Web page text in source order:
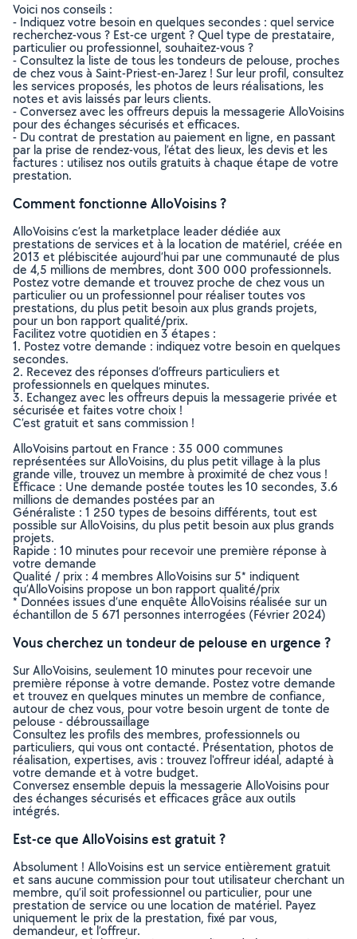
Voici nos conseils :
- Indiquez votre besoin en quelques secondes : quel service
recherchez-vous ? Est-ce urgent ? Quel type de prestataire,
particulier ou professionnel, souhaitez-vous ?
- Consultez la liste de tous les tondeurs de pelouse, proches
de chez vous à Saint-Priest-en-Jarez ! Sur leur profil, consultez
les services proposés, les photos de leurs réalisations, les
notes et avis laissés par leurs clients.
- Conversez avec les offreurs depuis la messagerie AlloVoisins
pour des échanges sécurisés et efficaces.
- Du contrat de prestation au paiement en ligne, en passant
par la prise de rendez-vous, l’état des lieux, les devis et les
factures : utilisez nos outils gratuits à chaque étape de votre
prestation.
Comment fonctionne AlloVoisins ?
AlloVoisins c’est la marketplace leader dédiée aux
prestations de services et à la location de matériel, créée en
2013 et plébiscitée aujourd’hui par une communauté de plus
de 4,5 millions de membres, dont 300 000 professionnels.
Postez votre demande et trouvez proche de chez vous un
particulier ou un professionnel pour réaliser toutes vos
prestations, du plus petit besoin aux plus grands projets,
pour un bon rapport qualité/prix.
Facilitez votre quotidien en 3 étapes :
1. Postez votre demande : indiquez votre besoin en quelques
secondes.
2. Recevez des réponses d’offreurs particuliers et
professionnels en quelques minutes.
3. Echangez avec les offreurs depuis la messagerie privée et
sécurisée et faites votre choix !
C’est gratuit et sans commission !
AlloVoisins partout en France : 35 000 communes
représentées sur AlloVoisins, du plus petit village à la plus
grande ville, trouvez un membre à proximité de chez vous !
Efficace : Une demande postée toutes les 10 secondes, 3.6
millions de demandes postées par an
Généraliste : 1 250 types de besoins différents, tout est
possible sur AlloVoisins, du plus petit besoin aux plus grands
projets.
Rapide : 10 minutes pour recevoir une première réponse à
votre demande
Qualité / prix : 4 membres AlloVoisins sur 5* indiquent
qu’AlloVoisins propose un bon rapport qualité/prix
* Données issues d’une enquête AlloVoisins réalisée sur un
échantillon de 5 671 personnes interrogées (Février 2024)
Vous cherchez un tondeur de pelouse en urgence ?
Sur AlloVoisins, seulement 10 minutes pour recevoir une
première réponse à votre demande. Postez votre demande
et trouvez en quelques minutes un membre de confiance,
autour de chez vous, pour votre besoin urgent de tonte de
pelouse - débroussaillage
Consultez les profils des membres, professionnels ou
particuliers, qui vous ont contacté. Présentation, photos de
réalisation, expertises, avis : trouvez l'offreur idéal, adapté à
votre demande et à votre budget.
Conversez ensemble depuis la messagerie AlloVoisins pour
des échanges sécurisés et efficaces grâce aux outils
intégrés.
Est-ce que AlloVoisins est gratuit ?
Absolument ! AlloVoisins est un service entièrement gratuit
et sans aucune commission pour tout utilisateur cherchant un
membre, qu’il soit professionnel ou particulier, pour une
prestation de service ou une location de matériel. Payez
uniquement le prix de la prestation, fixé par vous,
demandeur, et l’offreur.